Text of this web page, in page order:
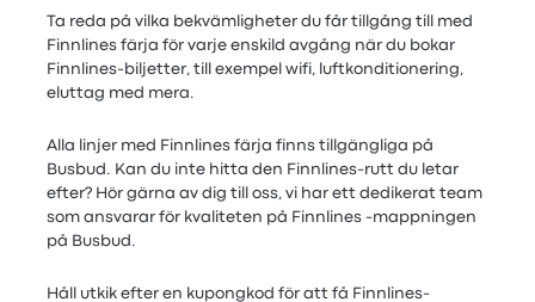
Ta reda på vilka bekvämligheter du får tillgång till med
Finnlines färja för varje enskild avgång när du bokar
Finnlines-biljetter, till exempel wifi, luftkonditionering,
eluttag med mera.
Alla linjer med Finnlines färja finns tillgängliga på
Busbud. Kan du inte hitta den Finnlines-rutt du letar
efter? Hör gärna av dig till oss, vi har ett dedikerat team
som ansvarar för kvaliteten på Finnlines -mappningen
på Busbud.
Håll utkik efter en kupongkod för att få Finnlines-